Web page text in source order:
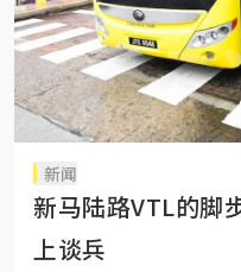
新闻
新马陆路VTL的
上谈兵